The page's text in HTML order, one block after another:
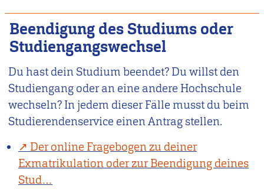
Beendigung des Studiums oder
Studiengangswechsel
Du hast dein Studium beendet? Du willst den
Studiengang oder an eine andere Hochschule
wechseln? In jedem dieser Fälle musst du beim
Studierendenservice einen Antrag stellen.
Der online Fragebogen zu deiner
Exmatrikulation oder zur Beendigung deines
Stud…